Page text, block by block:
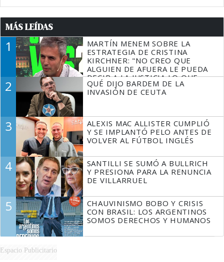
MÁS LEÍDAS
1
MARTÍN MENEM SOBRE LA
ESTRATEGIA DE CRISTINA
KIRCHNER: "NO CREO QUE
ALGUIEN DE AFUERA LE PUEDA
DECIR A LA JUSTICIA LO QUE
TIENE QUE HACER"
2
QUÉ DIJO BARDEM DE LA
INVASIÓN DE CEUTA
3
ALEXIS MAC ALLISTER CUMPLIÓ
Y SE IMPLANTÓ PELO ANTES DE
VOLVER AL FÚTBOL INGLÉS
4
SANTILLI SE SUMÓ A BULLRICH
Y PRESIONA PARA LA RENUNCIA
DE VILLARRUEL
5
CHAUVINISMO BOBO Y CRISIS
CON BRASIL: LOS ARGENTINOS
SOMOS DERECHOS Y HUMANOS
Espacio Publicitario